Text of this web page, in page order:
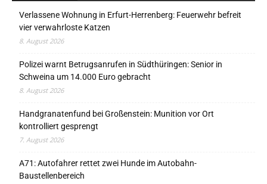
Verlassene Wohnung in Erfurt-Herrenberg: Feuerwehr befreit
vier verwahrloste Katzen
8. August 2026
Polizei warnt Betrugsanrufen in Südthüringen: Senior in
Schweina um 14.000 Euro gebracht
8. August 2026
Handgranatenfund bei Großenstein: Munition vor Ort
kontrolliert gesprengt
7. August 2026
A71: Autofahrer rettet zwei Hunde im Autobahn-
Baustellenbereich